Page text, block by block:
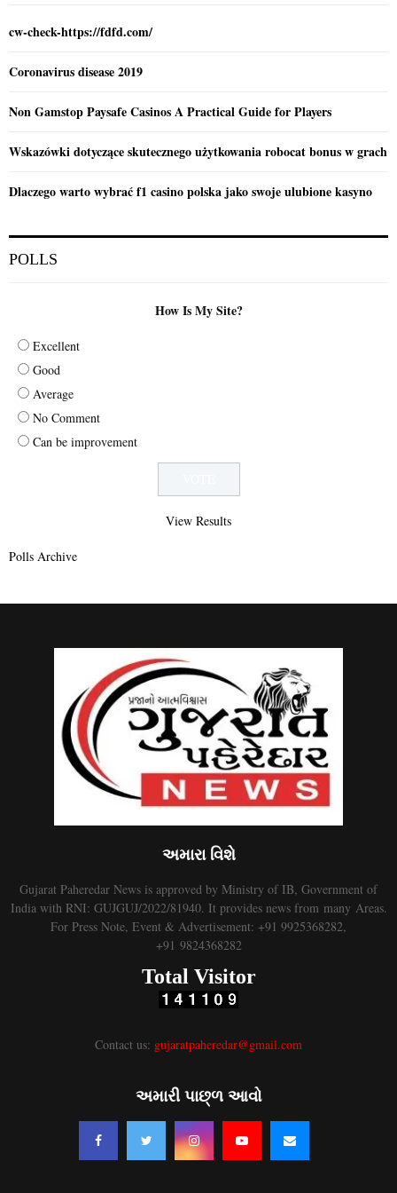
cw-check-https://fdfd.com/
Coronavirus disease 2019
Non Gamstop Paysafe Casinos A Practical Guide for Players
Wskazówki dotyczące skutecznego użytkowania robocat bonus w grach
Dlaczego warto wybrać f1 casino polska jako swoje ulubione kasyno
POLLS
How Is My Site?
Excellent
Good
Average
No Comment
Can be improvement
View Results
Polls Archive
અમારા વિશે
Gujarat Paheredar News is approved by Ministry of IB, Government of
India with RNI: GUJGUJ/2022/81940. It provides news from many Areas.
For Press Note, Event & Advertisement: +91 9925368282,
+91 9824368282
Total Visitor
Contact us: gujaratpaheredar@gmail.com
અમારી પાછ્ળ આવો